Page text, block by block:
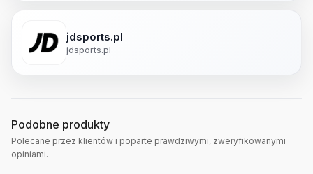
jdsports.pl
jdsports.pl
Podobne produkty
Polecane przez klientów i poparte prawdziwymi, zweryfikowanymi
opiniami.